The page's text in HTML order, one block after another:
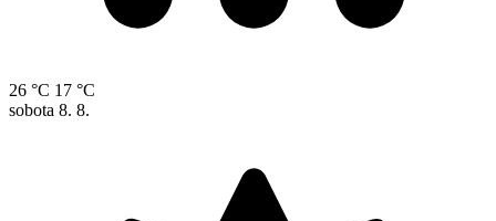
26 °C 17 °C
sobota 8. 8.